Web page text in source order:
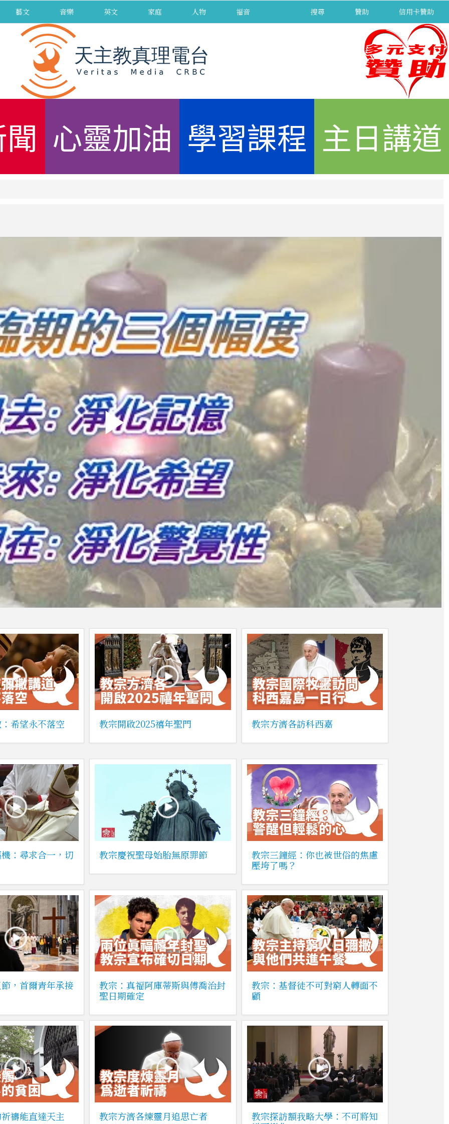
藝文 音樂 英文 家庭 人物 福音 搜尋 贊助 信用卡贊助
心靈加油 學習課程 主日講道
希望永不落空 教宗開啟2025禧年聖門 教宗方濟各訪科西嘉
：尋求合一，切 教宗慶祝聖母始胎無原罪節
教宗三鐘經：你也被世俗的焦慮
壓垮了嗎？
，首爾青年承接
教宗：真福阿庫蒂斯與傅喬治封
聖日期確定
教宗：基督徒不可對窮人轉面不
顧
禱能直達天主 教宗方濟各煉靈月追思亡者
教宗探訪額我略大學：不可將知